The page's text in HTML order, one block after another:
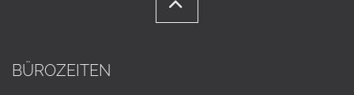
BÜROZEITEN